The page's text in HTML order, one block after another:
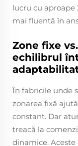
lucru cu
mai fluentă în
Zone fixe
echilibrul
În fabricile unde
zonarea fixă
constant. Dar
treacă la
dinamice.